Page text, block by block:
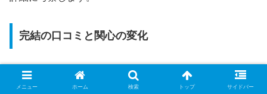
完結の口コミと関心の変化
作品が完結した後、ファンの間で語られる口コミにはさま
ざまなものがあります。特に、物語の終盤で予想を超える
メニュー ホーム 検索 トップ サイドバー